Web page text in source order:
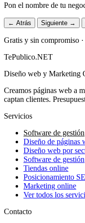
Pon el nombre de tu
← Atrás Siguiente →
Gratis y sin compromiso
TePublico.NET
Diseño web y Marketing
Creamos páginas web a
captan clientes.
Servicios
Software de gestión
Diseño de páginas
Diseño web por
Software de gestión
Tiendas online
Posicionamiento
Marketing online
Ver todos los
Contacto